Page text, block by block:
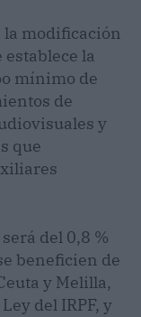
la modificación
la
mínimo de
de
y
que
del 0,8 %
beneficien de
y Melilla,
del IRPF, y